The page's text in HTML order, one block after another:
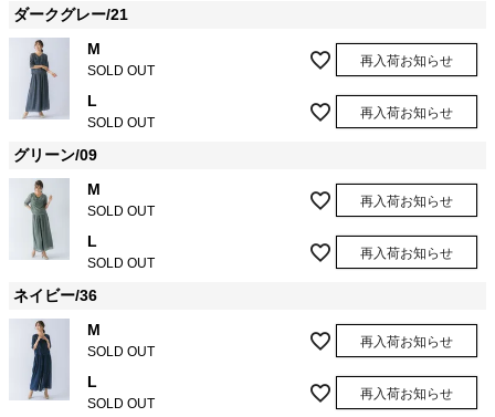
ダークグレー/21
M
SOLD OUT
再入荷お知らせ
L
SOLD OUT
再入荷お知らせ
グリーン/09
M
SOLD OUT
再入荷お知らせ
L
SOLD OUT
再入荷お知らせ
ネイビー/36
M
SOLD OUT
再入荷お知らせ
L
SOLD OUT
再入荷お知らせ